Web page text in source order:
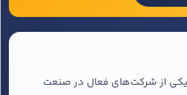
از شرکت‌های فعال در صنعت